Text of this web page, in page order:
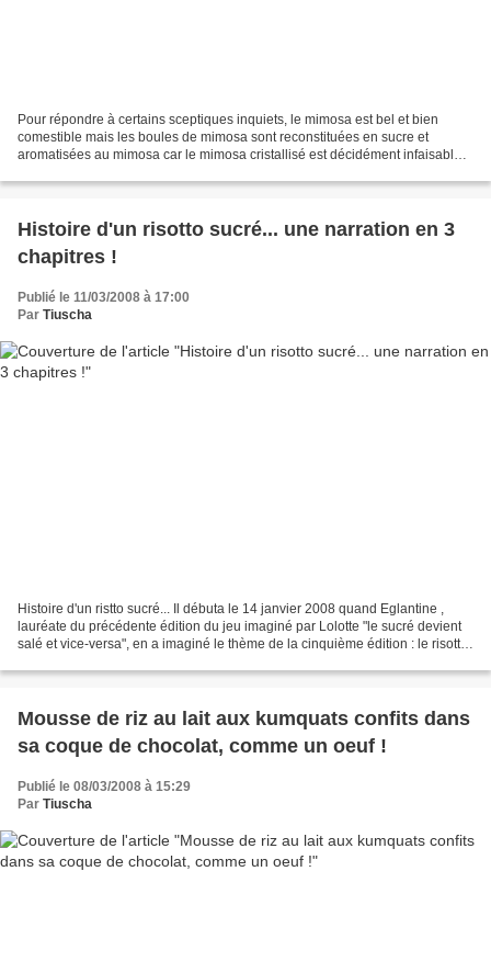
Pour répondre à certains sceptiques inquiets, le mimosa est bel et bien
comestible mais les boules de mimosa sont reconstituées en sucre et
aromatisées au mimosa car le mimosa cristallisé est décidément infaisable
Histoire d'un risotto sucré... une narration en 3
chapitres !
Publié le 11/03/2008 à 17:00
Par Tiuscha
Histoire d'un ristto sucré... Il débuta le 14 janvier 2008 quand Eglantine ,
lauréate du précédente édition du jeu imaginé par Lolotte "le sucré devient
salé et vice-versa", en a imaginé le thème de la cinquième édition : le risotto,
Mousse de riz au lait aux kumquats confits dans
sa coque de chocolat, comme un oeuf !
Publié le 08/03/2008 à 15:29
Par Tiuscha